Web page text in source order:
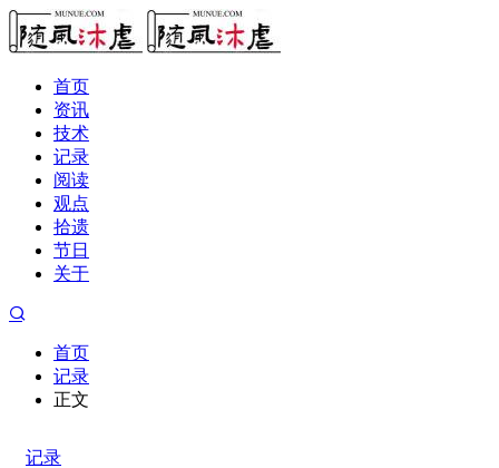
首页
资讯
技术
记录
阅读
观点
拾遗
节日
关于
首页
记录
正文
记录